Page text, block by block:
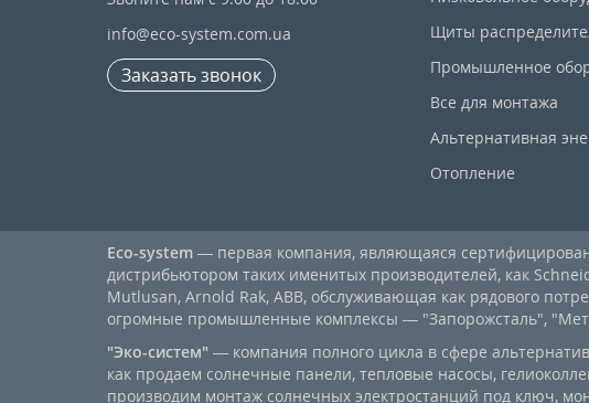
info@eco-system.com.ua
Заказать звонок
Щиты
Промышленное
Все для монтажа
Альтернативная
Отопление
Eco-system — первая компания, являющаяся
дистрибьютором таких именитых производителей, как
Mutlusan, Arnold Rak, ABB, обслуживающая как рядового
огромные промышленные комплексы — "Запорожсталь",
"Эко-систем" — компания полного цикла в сфере
как продаем солнечные панели, тепловые насосы,
производим монтаж солнечных электростанций под ключ,